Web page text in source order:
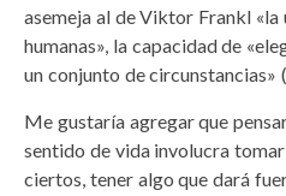
asemeja al de Viktor Frankl
humanas», la capacidad de
un conjunto de circunstancias»
Me gustaría agregar que
sentido de vida involucra
ciertos, tener algo que dará